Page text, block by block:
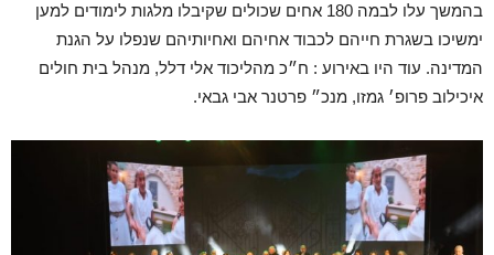
בהמשך עלו לבמה 180 אחים שכולים שקיבלו מלגות לימודים למען
ימשיכו בשגרת חייהם לכבוד אחיהם ואחיותיהם שנפלו על הגנת
המדינה. עוד היו באירוע : ח״כ מהליכוד אלי דלל, מנהל בית חולים
איכילוב פרופ׳ גמזו, מנכ״ פרטנר אבי גבאי.